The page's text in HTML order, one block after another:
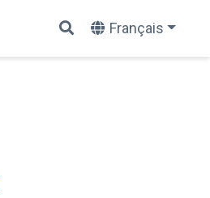
Français